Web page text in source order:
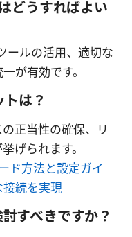
どうすればよい
ールの活用、適切な
が有効です。
は？
正当性の確保、リ
げられます。
ド方法と設定ガイ
接続を実現
すべきですか？